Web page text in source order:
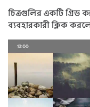
চিত্রগুলির একটি গ্রিড
ব্যবহারকারী ক্লিক করলে